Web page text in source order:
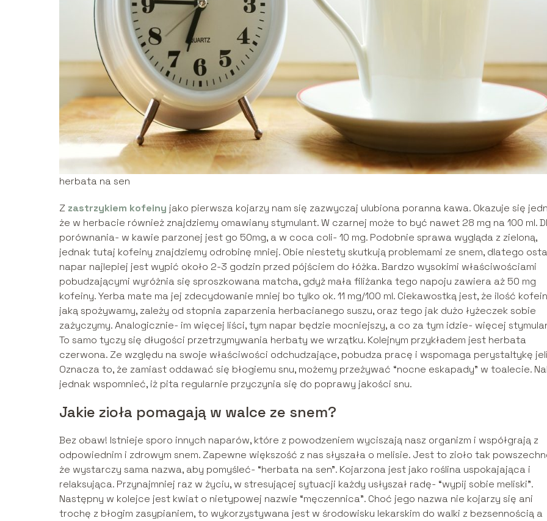
herbata na sen
Z zastrzykiem kofeiny jako pierwsza kojarzy nam się zazwyczaj ulubiona poranna kawa. Okazuje się
że w herbacie również znajdziemy omawiany stymulant. W czarnej może to być nawet 28 mg na 100 ml.
porównania- w kawie parzonej jest go 50mg, a w coca coli- 10 mg. Podobnie sprawa wygląda z zieloną,
jednak tutaj kofeiny znajdziemy odrobinę mniej. Obie niestety skutkują problemami ze snem, dlatego
napar najlepiej jest wypić około 2-3 godzin przed pójściem do łóżka. Bardzo wysokimi właściwościami
pobudzającymi wyróżnia się sproszkowana matcha, gdyż mała filiżanka tego napoju zawiera aż 50 mg
kofeiny. Yerba mate ma jej zdecydowanie mniej bo tylko ok. 11 mg/100 ml. Ciekawostką jest, że ilość
jaką spożywamy, zależy od stopnia zaparzenia herbacianego suszu, oraz tego jak dużo łyżeczek sobie
zażyczymy. Analogicznie- im więcej liści, tym napar będzie mocniejszy, a co za tym idzie- więcej
To samo tyczy się długości przetrzymywania herbaty we wrzątku. Kolejnym przykładem jest herbata
czerwona. Ze względu na swoje właściwości odchudzające, pobudza pracę i wspomaga perystaltykę
Oznacza to, że zamiast oddawać się błogiemu snu, możemy przeżywać “nocne eskapady” w toalecie.
jednak wspomnieć, iż pita regularnie przyczynia się do poprawy jakości snu.
Jakie zioła pomagają w walce ze snem?
Bez obaw! Istnieje sporo innych naparów, które z powodzeniem wyciszają nasz organizm i współgrają z
odpowiednim i zdrowym snem. Zapewne większość z nas słyszała o melisie. Jest to zioło tak
że wystarczy sama nazwa, aby pomyśleć- “herbata na sen”. Kojarzona jest jako roślina uspokajająca i
relaksująca. Przynajmniej raz w życiu, w stresującej sytuacji każdy usłyszał radę- “wypij sobie meliski”.
Następny w kolejce jest kwiat o nietypowej nazwie “męczennica”. Choć jego nazwa nie kojarzy się ani
trochę z błogim zasypianiem, to wykorzystywana jest w środowisku lekarskim do walki z bezsennością a